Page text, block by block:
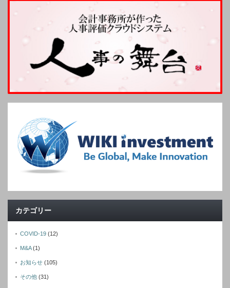
カテゴリー
COVID-19 (12)
M&A(1)
お知らせ (105)
その他 (31)